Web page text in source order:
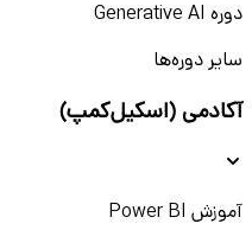
دوره Generative AI
سایر دوره‌ها
آکادمی (اسکیل‌کمپ)
آموزش Power BI